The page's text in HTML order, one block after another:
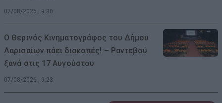
07/08/2026 , 9:30
Ο Θερινός Κινηματογράφος του Δήμου
Λαρισαίων πάει διακοπές! – Ραντεβού
ξανά στις 17 Αυγούστου
07/08/2026 , 9:23